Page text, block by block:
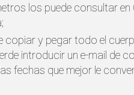
los puede consultar
copiar y pegar todo el
introducir un e-mail de
fechas que mejor le